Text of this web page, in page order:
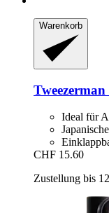
Warenkorb
Tweezerman
Ideal für
CHF 15.60
Zustellung bis